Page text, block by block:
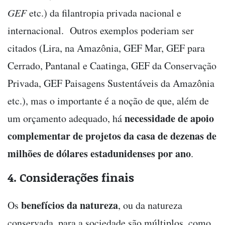
GEFetc.) da filantropia privada nacional e
internacional. Outros exemplos poderiam ser
citados (Lira, na Amazônia, GEF Mar, GEF para
Cerrado, Pantanal e Caatinga, GEF da Conservação
Privada, GEF Paisagens Sustentáveis da Amazônia
etc.), mas o importante é a noção de que, além de
um orçamento adequado, hánecessidade de apoio
complementar de projetos da casa de dezenas de
milhões de dólares estadunidenses por ano.
4. Considerações finais
Os benefícios da natureza, ou da natureza